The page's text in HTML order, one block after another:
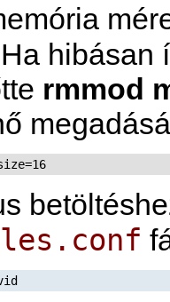
rmmod